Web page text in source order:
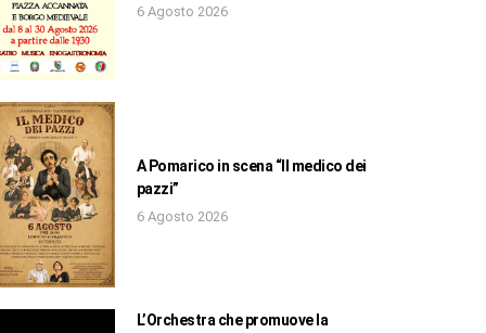
6 Agosto 2026
A Pomarico in scena “Il medico dei
pazzi”
6 Agosto 2026
L’Orchestra che promuove la